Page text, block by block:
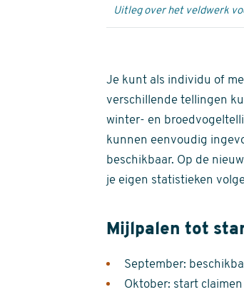
Uitleg over het veldwerk
Je kunt als individu of
verschillende tellingen
winter- en
kunnen eenvoudig
beschikbaar. Op de
je eigen statistieken
Mijlpalen tot
September:
Oktober: start